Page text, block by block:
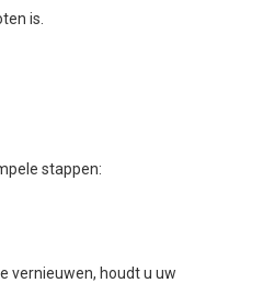
is.
stappen:
vernieuwen, houdt u uw